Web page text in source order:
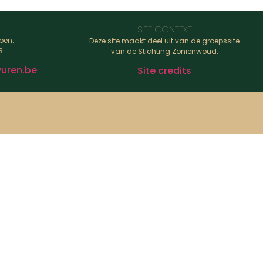
SITE CONTEXT
Deze site maakt deel uit van de groepssite
van de Stichting Zoniënwoud.
Site credits